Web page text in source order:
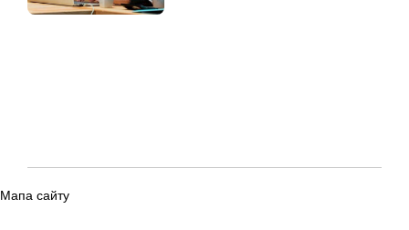
Мапа сайту